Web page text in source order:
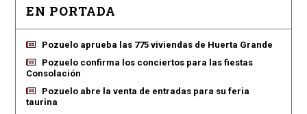
EN PORTADA
Pozuelo aprueba las 775 viviendas de Huerta Grande
Pozuelo confirma los conciertos para las fiestas
Consolación
Pozuelo abre la venta de entradas para su feria
taurina